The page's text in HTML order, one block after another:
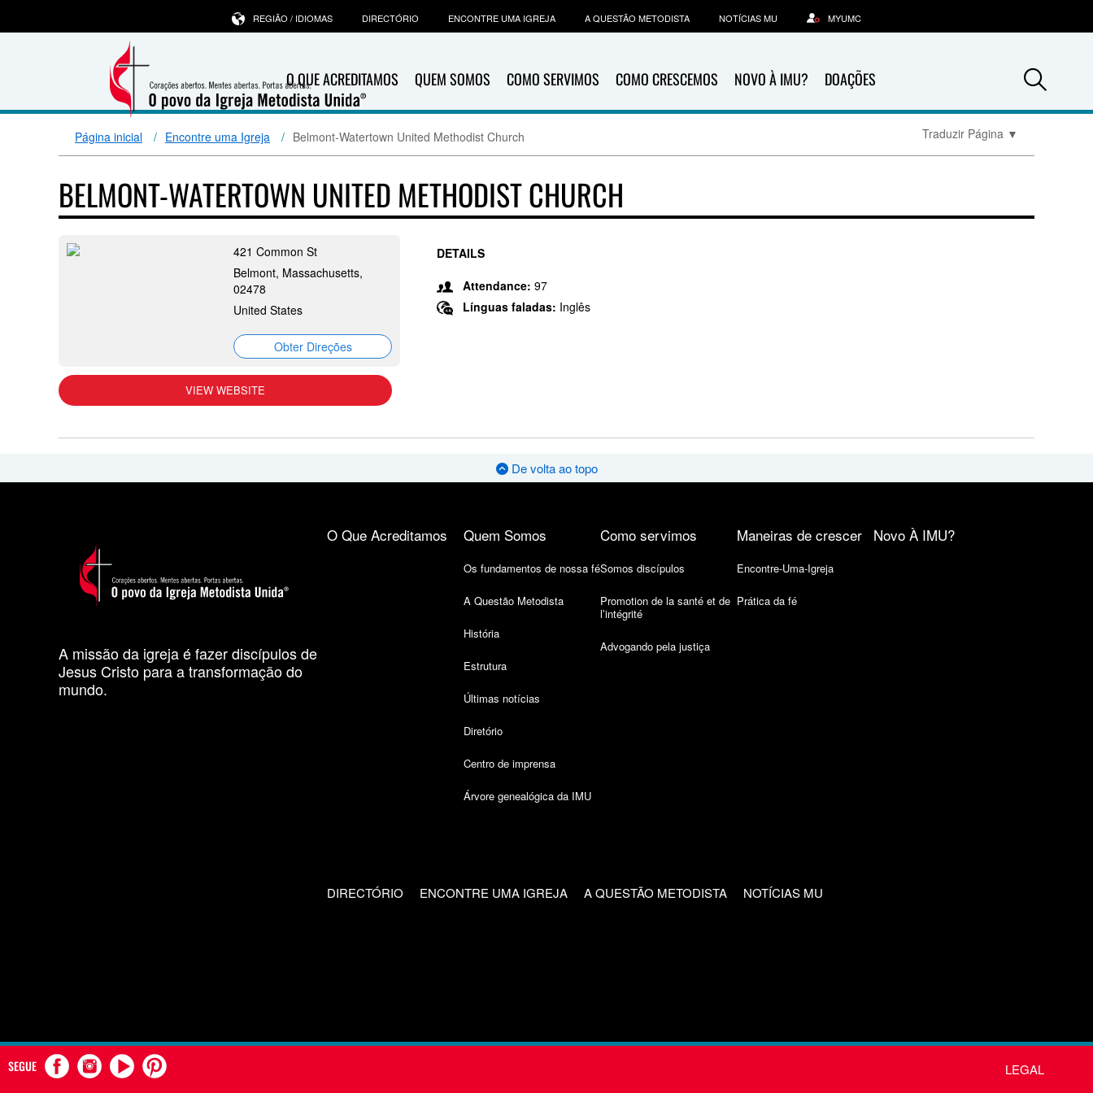
O QUE ACREDITAMOS QUEM SOMOS COMO SERVIMOS COMO CRESCEMOS NOVO À IMU? DOAÇÕES
REGIÃO / IDIOMAS DIRECTÓRIO ENCONTRE UMA IGREJA A QUESTÃO METODISTA NOTÍCIAS MU MYUMC
Página inicial Encontre uma Igreja Belmont-Watertown United Methodist Church Traduzir Página ▼
BELMONT-WATERTOWN UNITED METHODIST CHURCH
421 Common St
Belmont, Massachusetts,
02478
United States
Obter Direções
VIEW WEBSITE
DETAILS
Attendance: 97
Línguas faladas: Inglês
De volta ao topo
A missão da igreja é fazer discípulos de
Jesus Cristo para a transformação do
mundo.
O Que Acreditamos Quem Somos
Os fundamentos de nossa fé
A Questão Metodista
História
Estrutura
Últimas notícias
Diretório
Centro de imprensa
Árvore genealógica da IMU
Como servimos
Somos discípulos
Promotion de la santé et de
l’intégrité
Advogando pela justiça
Maneiras de crescer
Encontre-Uma-Igreja
Prática da fé
Novo À IMU?
DIRECTÓRIO ENCONTRE UMA IGREJA A QUESTÃO METODISTA NOTÍCIAS MU
SEGUE LEGAL